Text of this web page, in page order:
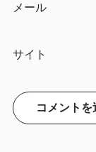
メール
サイト